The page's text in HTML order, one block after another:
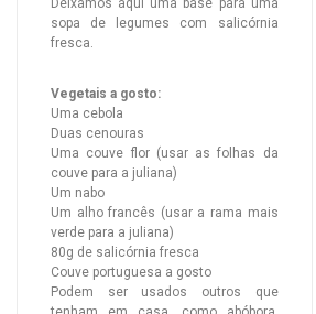
Deixamos aqui uma base para uma
sopa de legumes com salicórnia
fresca.
Vegetais a gosto:
Uma cebola
Duas cenouras
Uma couve flor (usar as folhas da
couve para a juliana)
Um nabo
Um alho francês (usar a rama mais
verde para a juliana)
80g de salicórnia fresca
Couve portuguesa a gosto
Podem ser usados outros que